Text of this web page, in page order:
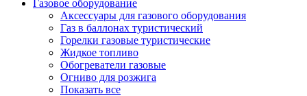
Газовое оборудование
Аксессуары для газового оборудования
Газ в баллонах туристический
Горелки газовые туристические
Жидкое топливо
Обогреватели газовые
Огниво для розжига
Показать все